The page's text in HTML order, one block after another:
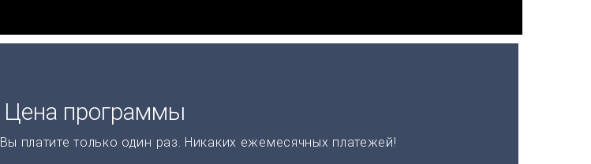
Цена программы
Вы платите только один раз. Никаких ежемесячных платежей!